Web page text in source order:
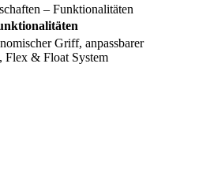
– Funktionalitäten
Griff, anpassbarer
Flex & Float System